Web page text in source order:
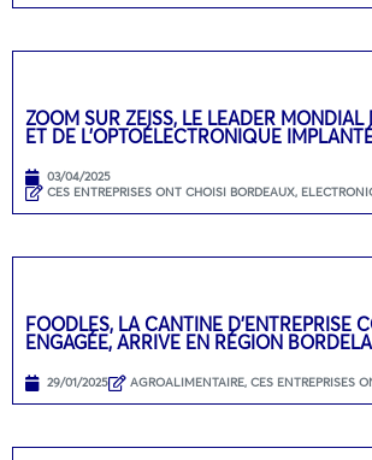
ZOOM SUR ZEISS, LE LEADER MONDIAL
ET DE L’OPTOÉLECTRONIQUE
03/04/2025
CES ENTREPRISES ONT CHOISI BORDEAUX,
FOODLES, LA CANTINE D’ENTREPRISE
ENGAGÉE, ARRIVE EN RÉGION
29/01/2025 AGROALIMENTAIRE, CES ENTREPRISES